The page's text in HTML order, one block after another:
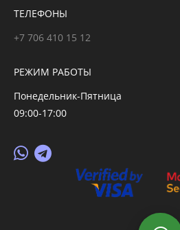
ТЕЛЕФОНЫ
+7 706 410 15 12
РЕЖИМ РАБОТЫ
Понедельник-Пятница
09:00-17:00